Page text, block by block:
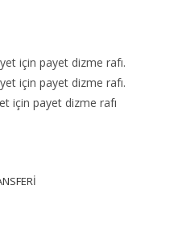
için payet dizme rafı.
için payet dizme rafı.
için payet dizme rafı